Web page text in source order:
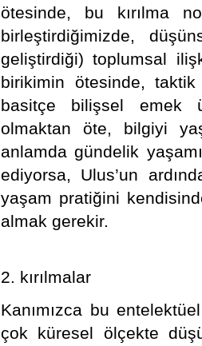
ötesinde, bu kırılma
birleştirdiğimizde,
geliştirdiği) toplumsal
birikimin ötesinde,
basitçe bilişsel emek
olmaktan öte, bilgiyi
anlamda gündelik
ediyorsa, Ulus’un
yaşam pratiğini
almak gerekir.
2. kırılmalar
Kanımızca bu
çok küresel ölçekte